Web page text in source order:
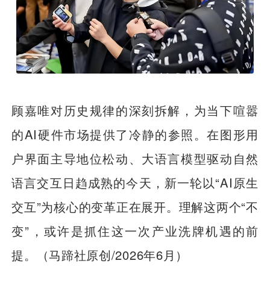
顾嘉唯对历史规律的深刻拆解，为当下喧嚣
的AI硬件市场提供了冷静的参照。在图形用
户界面主导地位松动、大语言模型驱动自然
语言交互日趋成熟的今天，新一轮以“AI原生
交互”为核心的变革正在展开。理解这两个“不
变”，或许是抓住这一次产业洗牌机遇的前
提。
（马蹄社原创/2026年6月）